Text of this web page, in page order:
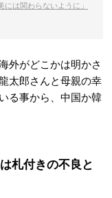
は関わらないように」
外がどこかは明かさ
太郎さんと母親の幸
る事から、中国か韓
札付きの不良と